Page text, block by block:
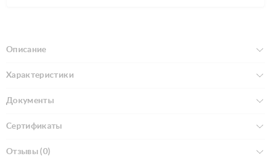
Описание
Характеристики
Документы
Сертификаты
Отзывы (0)